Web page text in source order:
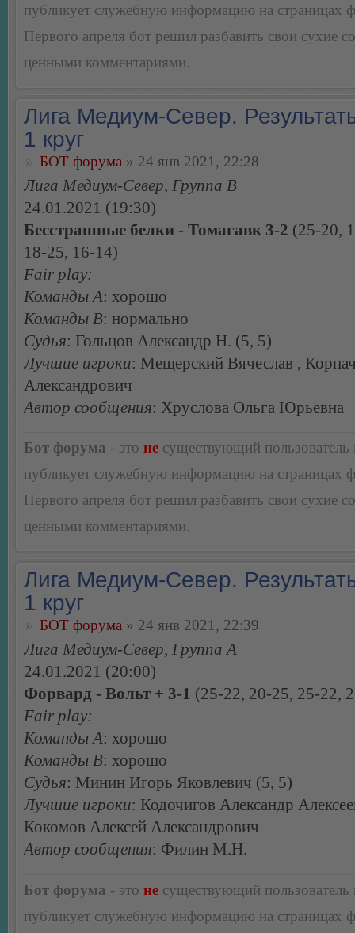
публикует служебную информацию на страницах
Первого апреля бот решил разбавить свои сухие
ценными комментариями.
Лига Медиум-Север.
1 круг
БОТ форума » 24 янв 2021, 22:28
Лига Медиум-Север, Группа B
24.01.2021 (19:30)
Бесстрашные белки - Томагавк 3-2 (25-20,
18-25, 16-14)
Fair play:
Команды А: хорошо
Команды В: нормально
Судья: Гольцов Александр Н. (5, 5)
Лучшие игроки: Мещерский Вячеслав ,
Александрович
Автор сообщения: Хруслова Ольга Юрьевна
Бот форума - это не существующий пользователь
публикует служебную информацию на страницах
Первого апреля бот решил разбавить свои сухие
ценными комментариями.
Лига Медиум-Север.
1 круг
БОТ форума » 24 янв 2021, 22:39
Лига Медиум-Север, Группа А
24.01.2021 (20:00)
Форвард - Вольт + 3-1 (25-22, 20-25, 25-22,
Fair play:
Команды А: хорошо
Команды В: хорошо
Судья: Минин Игорь Яковлевич (5, 5)
Лучшие игроки: Кодочигов Александр
Кокомов Алексей Александрович
Автор сообщения: Филин М.Н.
Бот форума - это не существующий пользователь
публикует служебную информацию на страницах